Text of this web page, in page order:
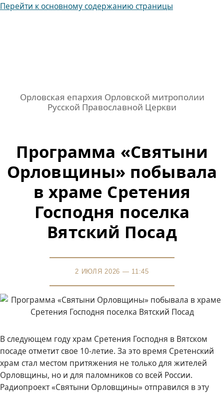
Перейти к основному содержанию страницы
Орловская епархия Орловской митрополии
Русской Православной Церкви
Программа «Святыни
Орловщины» побывала
в храме Сретения
Господня поселка
Вятский Посад
2 ИЮЛЯ 2026 — 11:45
В следующем году храм Сретения Господня в Вятском
посаде отметит свое 10-летие. За это время Сретенский
храм стал местом притяжения не только для жителей
Орловщины, но и для паломников со всей России.
Радиопроект «Святыни Орловщины» отправился в эту